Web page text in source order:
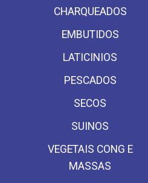
CHARQUEADOS
EMBUTIDOS
LATICINIOS
PESCADOS
SECOS
SUINOS
VEGETAIS CONG E
MASSAS